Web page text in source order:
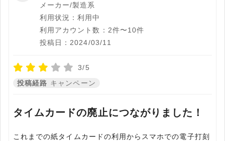
メーカー/製造系
利用状況：利用中
利用アカウント数：2件〜10件
投稿日：2024/03/11
3/5
投稿経路 キャンペーン
タイムカードの廃止につながりました！
これまでの紙タイムカードの利用からスマホでの電子打刻